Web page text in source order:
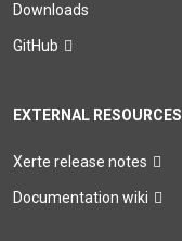
Downloads
GitHub
EXTERNAL RESOURCES
Xerte release notes
Documentation wiki